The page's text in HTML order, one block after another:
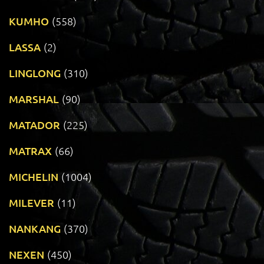
KUMHO (558)
LASSA (2)
LINGLONG (310)
MARSHAL (90)
MATADOR (225)
MATRAX (66)
MICHELIN (1004)
MILEVER (11)
NANKANG (370)
NEXEN (450)